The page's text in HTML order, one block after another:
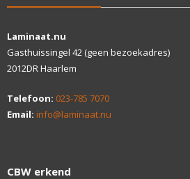
Laminaat.nu
Gasthuissingel 42 (geen bezoekadres)
2012DR Haarlem
Telefoon: 023-785 7070
Email: info@laminaat.nu
CBW erkend